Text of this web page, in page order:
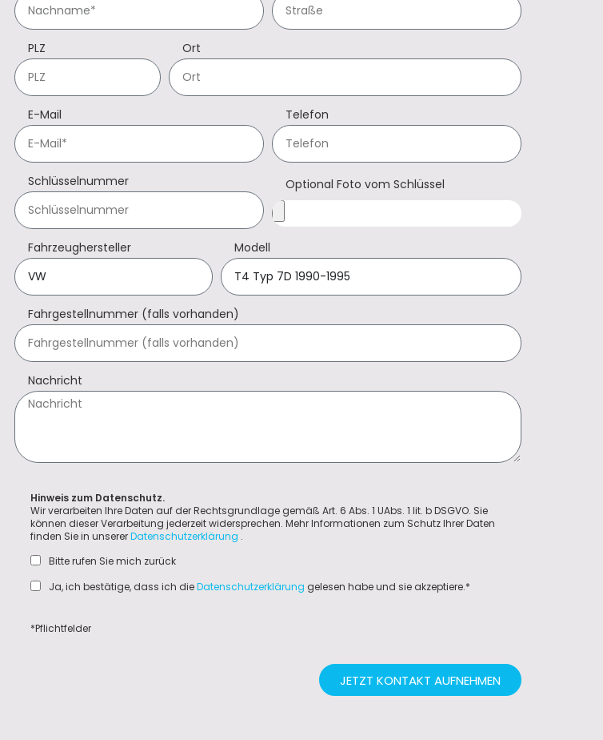
PLZ Ort
E-Mail Telefon
Schlüsselnummer Optional Foto vom Schlüssel
Fahrzeughersteller Modell
Fahrgestellnummer (falls vorhanden)
Nachricht
Hinweis zum Datenschutz.
Wir verarbeiten Ihre Daten auf der Rechtsgrundlage gemäß Art. 6 Abs. 1 UAbs. 1 lit. b DSGVO. Sie
können dieser Verarbeitung jederzeit widersprechen. Mehr Informationen zum Schutz Ihrer Daten
finden Sie in unsererDatenschutzerklärung .
Bitte rufen Sie mich zurück
Ja, ich bestätige, dass ich dieDatenschutzerklärung gelesen habe und sie akzeptiere.*
*Pflichtfelder
JETZT KONTAKT AUFNEHMEN